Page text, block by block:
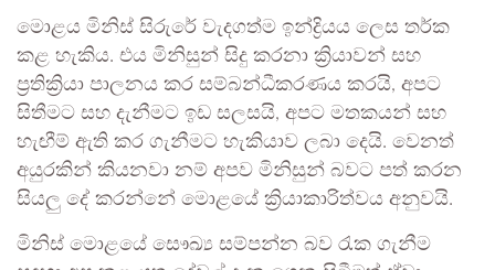
මොළය මිනිස් සිරුරේ වැදගත්ම ඉන්ද්‍රියය ලෙස තර්ක
කළ හැකිය. එය මිනිසුන් සිදු කරනා ක්‍රියාවන් සහ
ප්‍රතික්‍රියා පාලනය කර සම්බන්ධීකරණය කරයි, අපට
සිතීමට සහ දැනීමට ඉඩ සලසයි, අපට මතකයන් සහ
හැඟීම් ඇති කර ගැනීමට හැකියාව ලබා දෙයි. වෙනත්
අයුරකින් කියනවා නම් අපව මිනිසුන් බවට පත් කරන
සියලු දේ කරන්නේ මොළයේ ක්‍රියාකාරිත්වය අනුවයි.
මිනිස් මොළයේ සෞඛ්‍ය සම්පන්න බව රැක ගැනීම